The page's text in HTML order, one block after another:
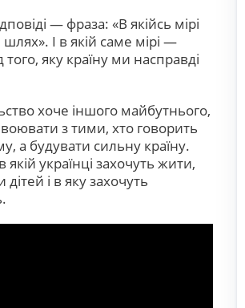
— фраза: «В якійсь мірі
І в якій саме мірі —
того, яку країну ми насправді
хоче іншого майбутнього,
з тими, хто говорить
а будувати сильну країну.
якій українці захочуть жити,
і в яку захочуть